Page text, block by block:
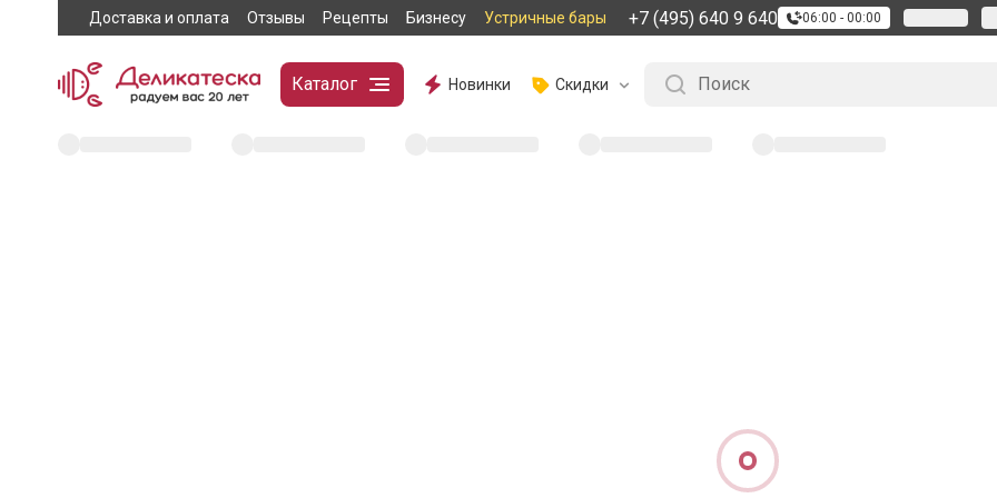
Доставка и оплата Отзывы Рецепты Бизнесу Устричные бары +7 (495) 640 9 640 06:00 - 00:00
Каталог Новинки Скидки